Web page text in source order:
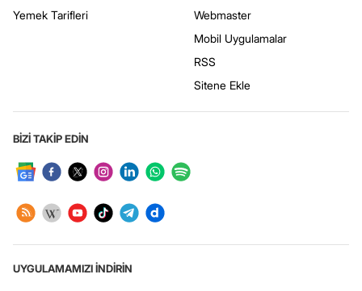
Yemek Tarifleri
Webmaster
Mobil Uygulamalar
RSS
Sitene Ekle
BİZİ TAKİP EDİN
UYGULAMAMIZI İNDİRİN